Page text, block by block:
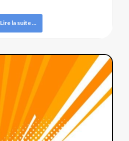
Lire la suite ...